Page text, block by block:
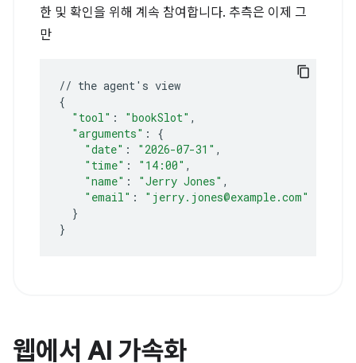
한 및 확인을 위해 계속 참여합니다. 추측은 이제 그
만
// the agent' s
{
"tool" : "bookSlot"
"arguments" :
{
"date" : "2026-07-31"
"time" : "14:00"
"name" : "Jerry Jones"
"email" :
"jerry.jones@example.com"
}
}
웹에서 AI 가속화